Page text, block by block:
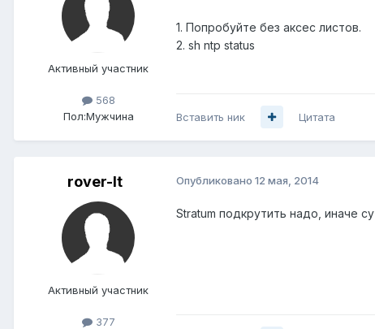
Активный участник
568
Пол:Мужчина
1. Попробуйте без аксес листов.
2. sh ntp status
Вставить ник Цитата
rover-lt
Активный участник
377
Опубликовано 12 мая, 2014
Stratum подкрутить надо, иначе